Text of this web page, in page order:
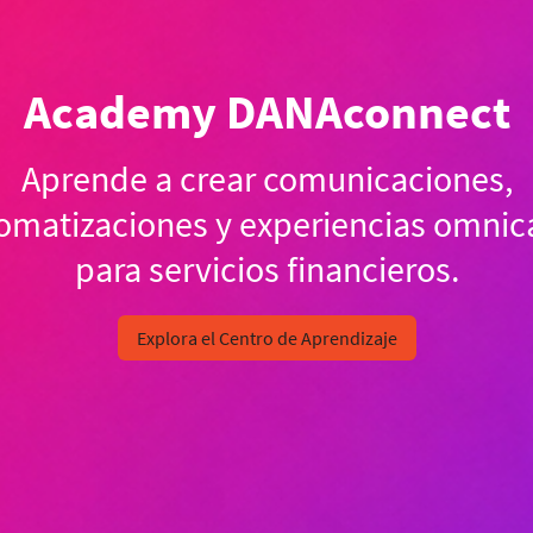
Academy DANAconnect
Aprende a crear comunicaciones,
y experiencias
para servicios financieros.
Explora el Centro de Aprendizaje